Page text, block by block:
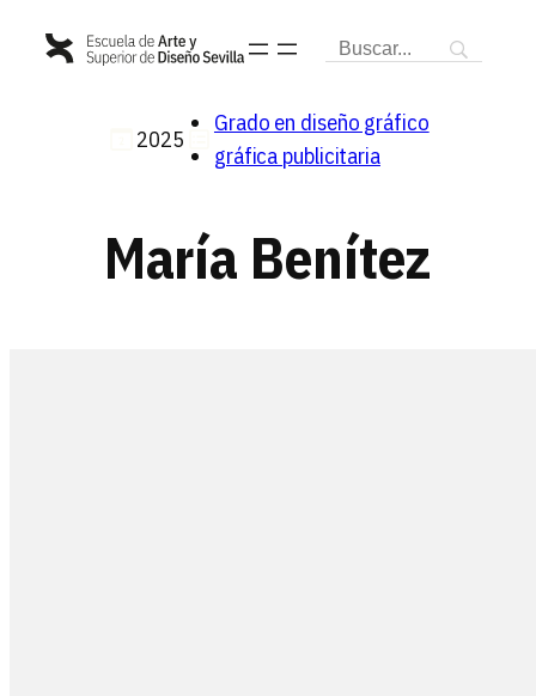
2025
Grado en diseño gráfico
gráfica publicitaria
María Benítez